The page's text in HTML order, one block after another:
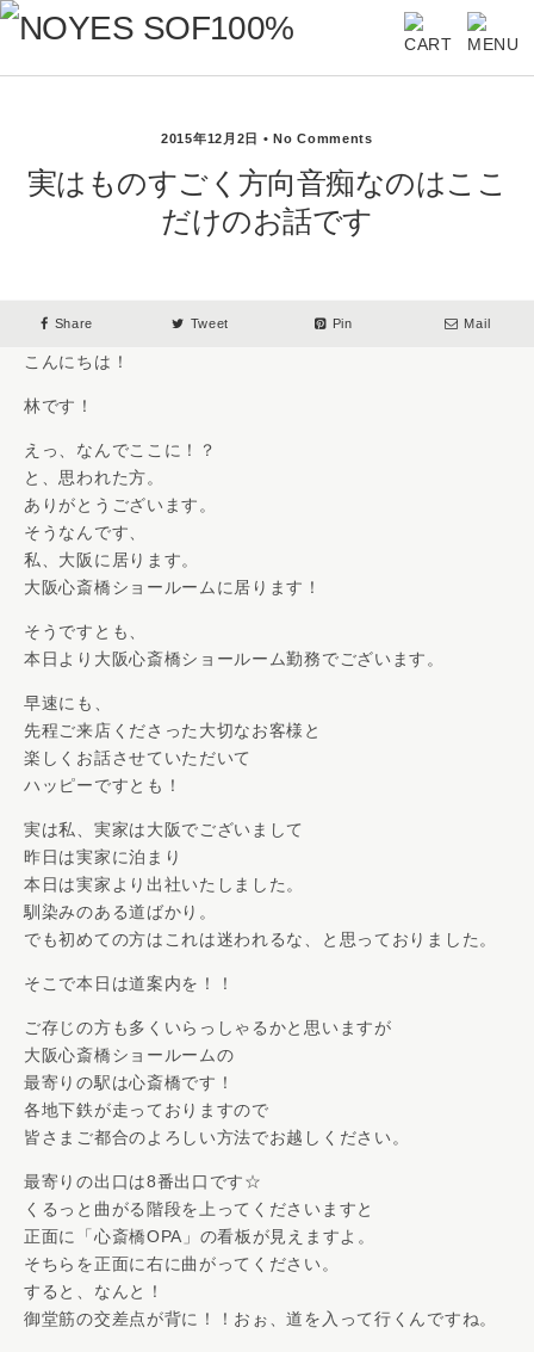
2015年12月2日 • No Comments
実はものすごく方向音痴なのはここ
だけのお話です
Share Tweet Pin Mail
こんにちは！
林です！
えっ、なんでここに！？
と、思われた方。
ありがとうございます。
そうなんです、
私、大阪に居ります。
大阪心斎橋ショールームに居ります！
そうですとも、
本日より大阪心斎橋ショールーム勤務でございます。
早速にも、
先程ご来店くださった大切なお客様と
楽しくお話させていただいて
ハッピーですとも！
実は私、実家は大阪でございまして
昨日は実家に泊まり
本日は実家より出社いたしました。
馴染みのある道ばかり。
でも初めての方はこれは迷われるな、と思っておりました。
そこで本日は道案内を！！
ご存じの方も多くいらっしゃるかと思いますが
大阪心斎橋ショールームの
最寄りの駅は心斎橋です！
各地下鉄が走っておりますので
皆さまご都合のよろしい方法でお越しください。
最寄りの出口は8番出口です☆
くるっと曲がる階段を上ってくださいますと
正面に「心斎橋OPA」の看板が見えますよ。
そちらを正面に右に曲がってください。
すると、なんと！
御堂筋の交差点が背に！！おぉ、道を入って行くんですね。